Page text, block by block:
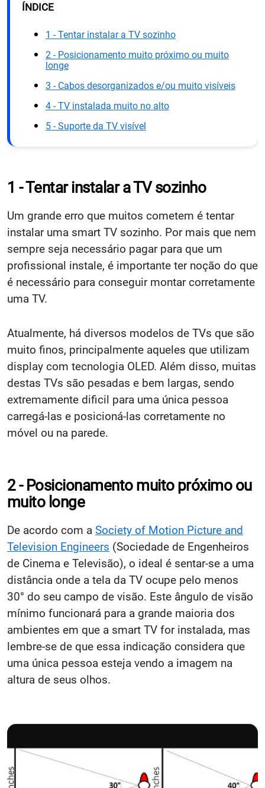
ÍNDICE
1 - Tentar instalar a TV sozinho
2 - Posicionamento muito próximo ou muito
longe
3 - Cabos desorganizados e/ou muito visíveis
4 - TV instalada muito no alto
5 - Suporte da TV visível
1 - Tentar instalar a TV sozinho
Um grande erro que muitos cometem é tentar
instalar uma smart TV sozinho. Por mais que nem
sempre seja necessário pagar para que um
profissional instale, é importante ter noção do que
é necessário para conseguir montar corretamente
uma TV.
Atualmente, há diversos modelos de TVs que são
muito finos, principalmente aqueles que utilizam
display com tecnologia OLED. Além disso, muitas
destas TVs são pesadas e bem largas, sendo
extremamente dificil para uma única pessoa
carregá-las e posicioná-las corretamente no
móvel ou na parede.
2 - Posicionamento muito próximo ou
muito longe
De acordo com a Society of Motion Picture and
Television Engineers (Sociedade de Engenheiros
de Cinema e Televisão), o ideal é sentar-se a uma
distância onde a tela da TV ocupe pelo menos
30° do seu campo de visão. Este ângulo de visão
mínimo funcionará para a grande maioria dos
ambientes em que a smart TV for instalada, mas
lembre-se de que essa indicação considera que
uma única pessoa esteja vendo a imagem na
altura de seus olhos.